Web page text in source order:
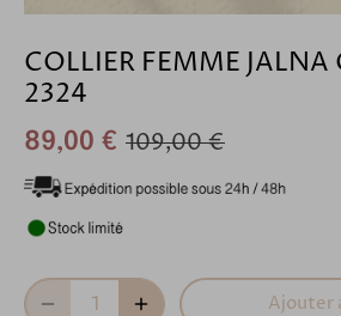
COLLIER FEMME
2324
89,00 € 109,00 €
Ajouter